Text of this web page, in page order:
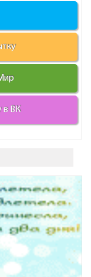
в ВК